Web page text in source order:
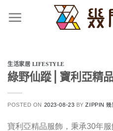
生活家居 LIFESTYLE
綠野仙蹤⎪寶利亞精
POSTED ON 2023-08-23 BYZIPPIN 幾
寶利亞精品服飾，秉承30年